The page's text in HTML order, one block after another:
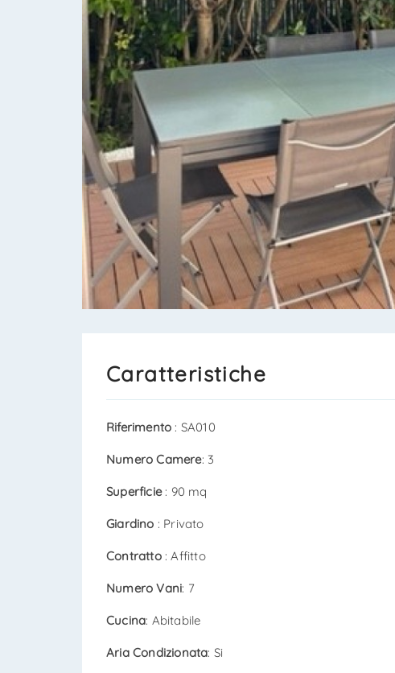
Caratteristiche
Riferimento : SA010
Numero Camere: 3
Superficie : 90 mq
Giardino : Privato
Contratto : Affitto
Numero Vani: 7
Cucina: Abitabile
Aria Condizionata: Si